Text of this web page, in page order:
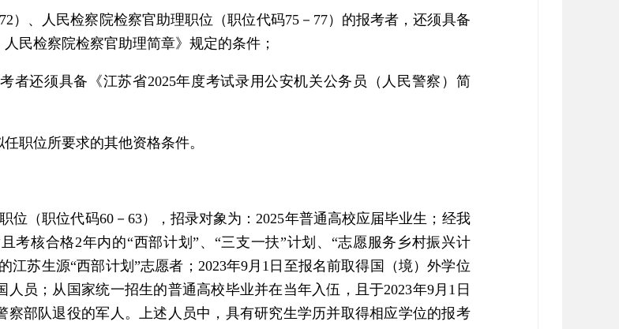
）、人民检察院检察官助理职位（职位代码75－77）的报考者，还须具备
民检察院检察官助理简章》规定的条件；
者还须具备《江苏省2025年度考试录用公安机关公务员（人民警察）简
职位所要求的其他资格条件。
位（职位代码60－63），招录对象为：2025年普通高校应届毕业生；经我
考核合格2年内的“西部计划”、“三支一扶”计划、“志愿服务乡村振兴计
江苏生源“西部计划”志愿者；2023年9月1日至报名前取得国（境）外学位
员；从国家统一招生的普通高校毕业并在当年入伍，且于2023年9月1日
部队退役的军人。上述人员中，具有研究生学历并取得相应学位的报考